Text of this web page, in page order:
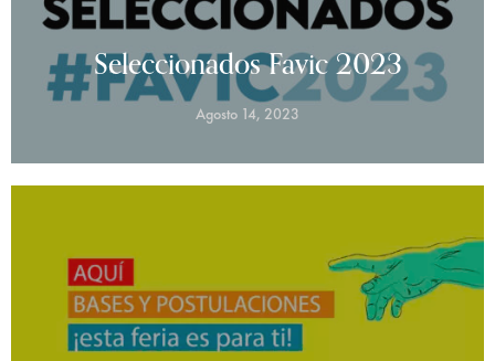
Seleccionados Favic 2023
Agosto 14, 2023